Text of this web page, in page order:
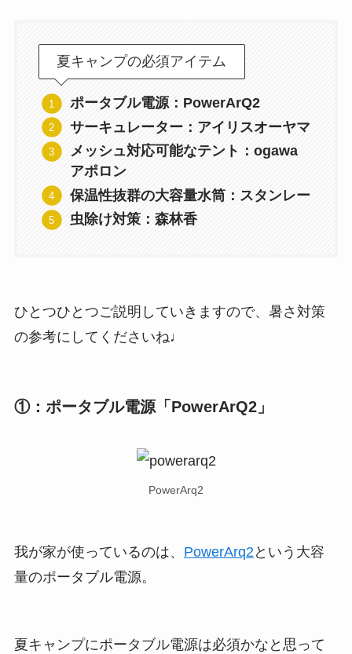
夏キャンプの必須アイテム
ポータブル電源：PowerArQ2
サーキュレーター：アイリスオーヤマ
メッシュ対応可能なテント：ogawa
アポロン
保温性抜群の大容量水筒：スタンレー
虫除け対策：森林香
ひとつひとつご説明していきますので、暑さ対策
の参考にしてくださいね♩
①：ポータブル電源「PowerArQ2」
PowerArq2
我が家が使っているのは、 PowerArq2という大容
量のポータブル電源。
夏キャンプにポータブル電源は必須かなと思って